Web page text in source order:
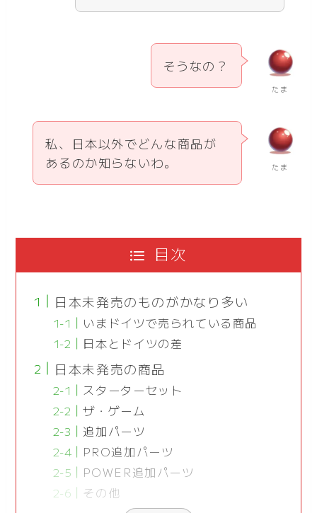
たま
そうなの？
たま
私、日本以外でどんな商品が
あるのか知らないわ。
目次
日本未発売のものがかなり多い
いまドイツで売られている商品
日本とドイツの差
日本未発売の商品
スターターセット
ザ・ゲーム
追加パーツ
PRO追加パーツ
POWER追加パーツ
その他